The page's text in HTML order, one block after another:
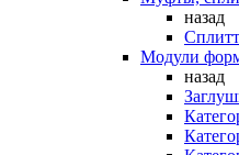
назад
Модули
назад